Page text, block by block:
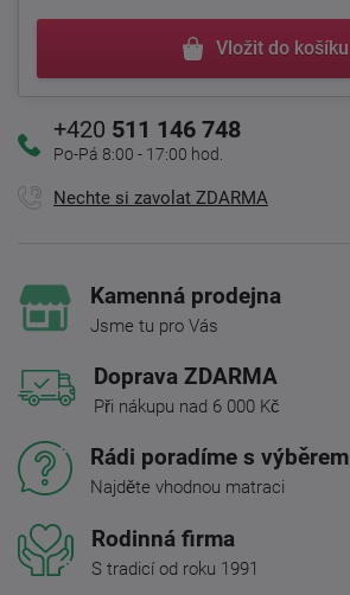
Vložit do košíku
+420 511 146 748
Po-Pá 8:00 - 17:00 hod.
Nechte si zavolat ZDARMA
Kamenná prodejna
Jsme tu pro Vás
Doprava ZDARMA
Při nákupu nad 6 000 Kč
Rádi poradíme s výběrem
Najděte vhodnou matraci
Rodinná firma
S tradicí od roku 1991